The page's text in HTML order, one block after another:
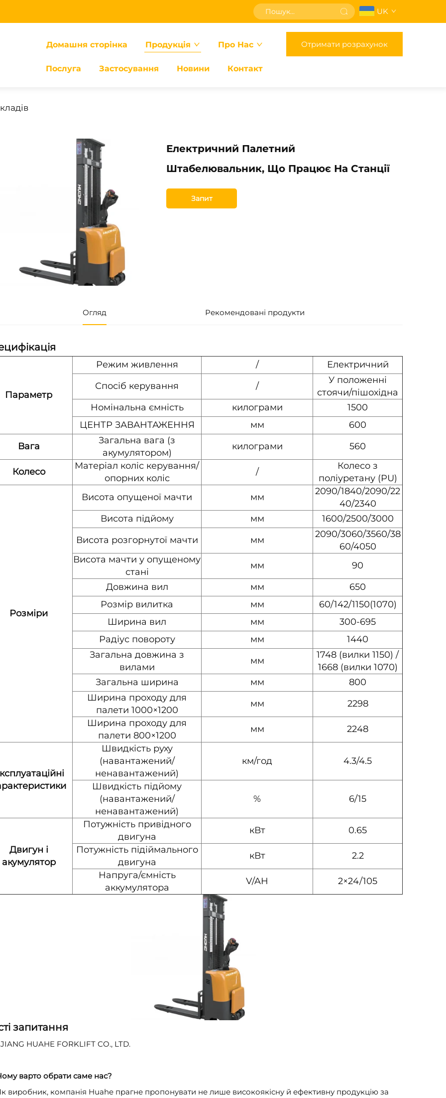
UK
Домашня сторінка Продукція Про Нас
Послуга Застосування Новини Контакт
Отримати розрахунок
Електричний Палетний
Штабелювальник, Що Працює На Станції
Запит
Огляд Рекомендовані продукти
Параметр
Режим живлення /
Електричний
Спосіб керування
/
У положенні
стоячи/пішохідна
Номінальна ємність
килограми
1500
ЦЕНТР ЗАВАНТАЖЕННЯ
мм
600
Вага
Загальна вага (з
акумулятором)
килограми 560
Колесо
Матеріал коліс керування/
опорних коліс
/
Колесо з
поліуретану (PU)
Розміри
Висота опущеної мачти мм
2090/1840/2090/22
40/2340
Висота підйому
мм
1600/2500/3000
Висота розгорнутої мачти
мм
2090/3060/3560/38
60/4050
Висота мачти у опущеному
стані
мм
90
Довжина вил
мм
650
Розмір вилитка
мм
60/142/1150(1070)
Ширина вил
мм
300-695
Радіус повороту
мм
1440
Загальна довжина з
вилами
мм
1748 (вилки 1150) /
1668 (вилки 1070)
Загальна ширина
мм
800
Ширина проходу для
палети 1000×1200
мм
2298
Ширина проходу для
палети 800×1200
мм 2248
Швидкість руху
(навантажений/
ненавантажений)
км/год 4.3/4.5
Швидкість підйому
(навантажений/
ненавантажений)
% 6/15
Двигун і
акумулятор
Потужність привідного
двигуна
кВт
0.65
Потужність підіймального
двигуна
кВт
2.2
Напруга/ємність
аккумулятора
V/AH 2×24/105
запитання
HUAHE FORKLIFT CO., LTD.
варто обрати саме нас?
виробник, компанія Huahe прагне пропонувати не лише високоякісну й ефективну продукцію за